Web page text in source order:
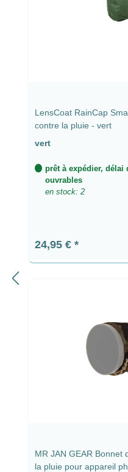
LensCoat RainCap
contre la pluie - vert
vert
prêt à expédier, délai
ouvrables
en stock: 2
Prix régulier :
24,95 €
MR JAN GEAR Bonnet
la pluie pour appareil